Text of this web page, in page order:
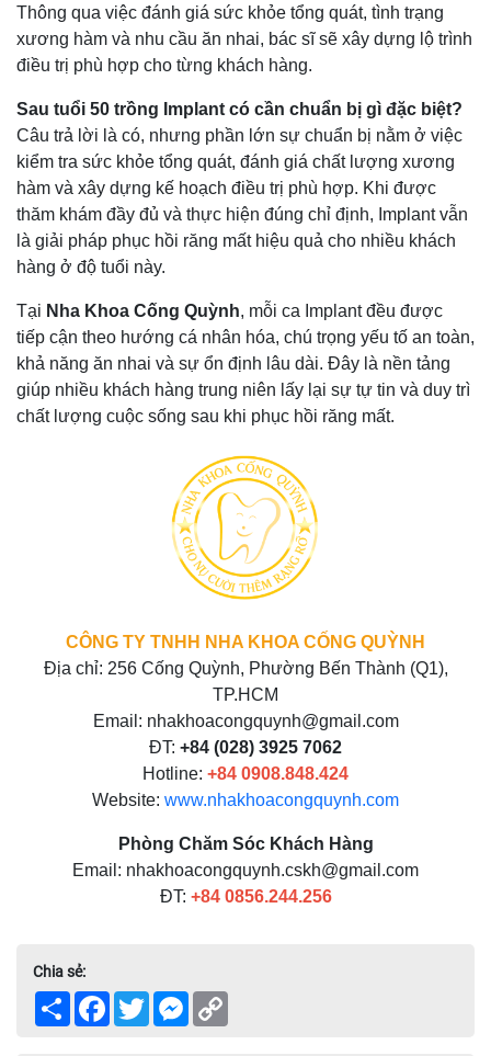
Thông qua việc đánh giá sức khỏe tổng quát, tình trạng
xương hàm và nhu cầu ăn nhai, bác sĩ sẽ xây dựng lộ trình
điều trị phù hợp cho từng khách hàng.
Sau tuổi 50 trồng Implant có cần chuẩn bị gì đặc biệt?
Câu trả lời là có, nhưng phần lớn sự chuẩn bị nằm ở việc
kiểm tra sức khỏe tổng quát, đánh giá chất lượng xương
hàm và xây dựng kế hoạch điều trị phù hợp. Khi được
thăm khám đầy đủ và thực hiện đúng chỉ định, Implant vẫn
là giải pháp phục hồi răng mất hiệu quả cho nhiều khách
hàng ở độ tuổi này.
Tại Nha Khoa Cống Quỳnh, mỗi ca Implant đều được
tiếp cận theo hướng cá nhân hóa, chú trọng yếu tố an toàn,
khả năng ăn nhai và sự ổn định lâu dài. Đây là nền tảng
giúp nhiều khách hàng trung niên lấy lại sự tự tin và duy trì
chất lượng cuộc sống sau khi phục hồi răng mất.
CÔNG TY TNHH NHA KHOA CỐNG QUỲNH
Địa chỉ: 256 Cống Quỳnh, Phường Bến Thành (Q1),
TP.HCM
Email: nhakhoacongquynh@gmail.com
ĐT: +84 (028) 3925 7062
Hotline: +84 0908.848.424
Website: www.nhakhoacongquynh.com
Phòng Chăm Sóc Khách Hàng
Email: nhakhoacongquynh.cskh@gmail.com
ĐT: +84 0856.244.256
Chia sẻ:
Share Facebook
TwitterMessenger